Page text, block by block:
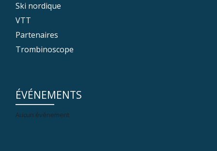
Ski nordique
VTT
Partenaires
Trombinoscope
ÉVÉNEMENTS
Aucun événement